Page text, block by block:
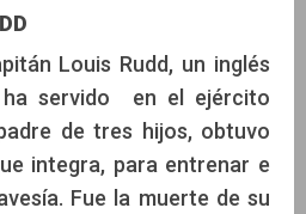
Louis Rudd, un inglés
servido en el ejército
de tres hijos, obtuvo
integra, para entrenar e
Fue la muerte de su